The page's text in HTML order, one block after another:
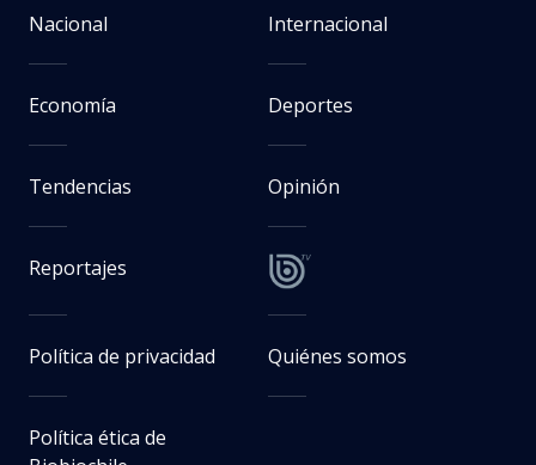
Nacional Internacional
Economía Deportes
Tendencias Opinión
Reportajes
Política de privacidad Quiénes somos
Política ética de